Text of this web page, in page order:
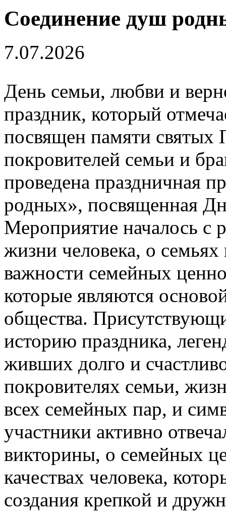
Соединение душ
7.07.2026
День семьи, любви и
праздник, который
посвящен памяти святых
покровителей семьи и
проведена праздничная
родных», посвященная
Мероприятие началось с
жизни человека, о
важности семейных
которые являются
общества.
историю праздника,
живших долго и
покровителях семьи,
всех семейных пар, и
участники активно
викторины, о семейных
качествах человека,
создания крепкой и